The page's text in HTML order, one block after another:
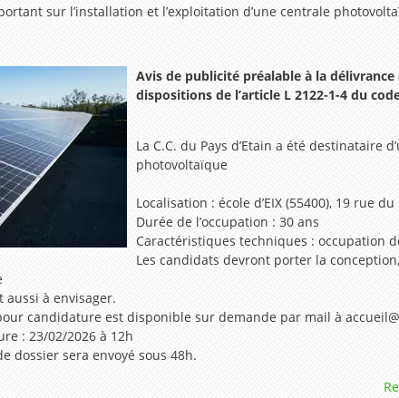
sur l’installation et l’exploitation d’une centrale
Avis de publicité préalable à la
dispositions de l’article L 2122-1-4 du
La C.C. du Pays d’Etain a été destinataire
photovoltaïque
Localisation : école d’EIX (55400), 19 rue
Durée de l’occupation : 30 ans
Caractéristiques techniques : occupation
Les candidats devront porter la
aussi à envisager.
candidature est disponible sur demande par mail à
: 23/02/2026 à 12h
dossier sera envoyé sous 48h.